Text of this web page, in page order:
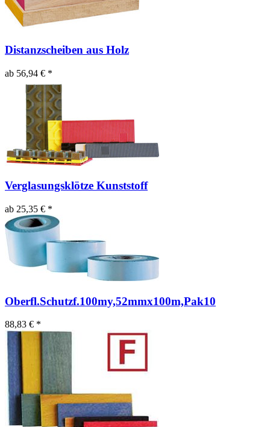
Distanzscheiben aus Holz
ab 56,94 € *
Verglasungsklötze Kunststoff
ab 25,35 € *
Oberfl.Schutzf.100my,52mmx100m,Pak10
88,83 € *